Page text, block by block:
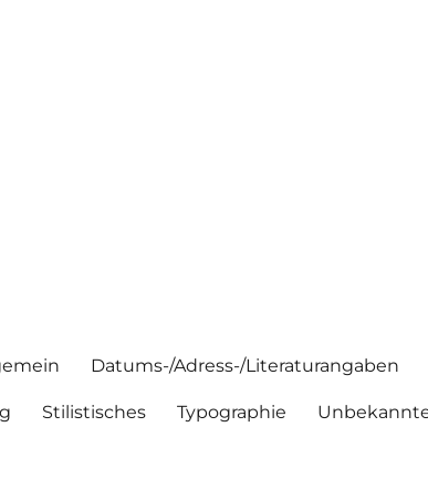
Datums-/Adress-/Literaturangaben
Stilistisches Typographie